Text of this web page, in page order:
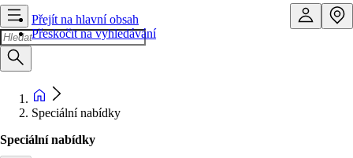
Přejít na hlavní obsah
Přeskočit na vyhledávání
Speciální nabídky
Speciální nabídky